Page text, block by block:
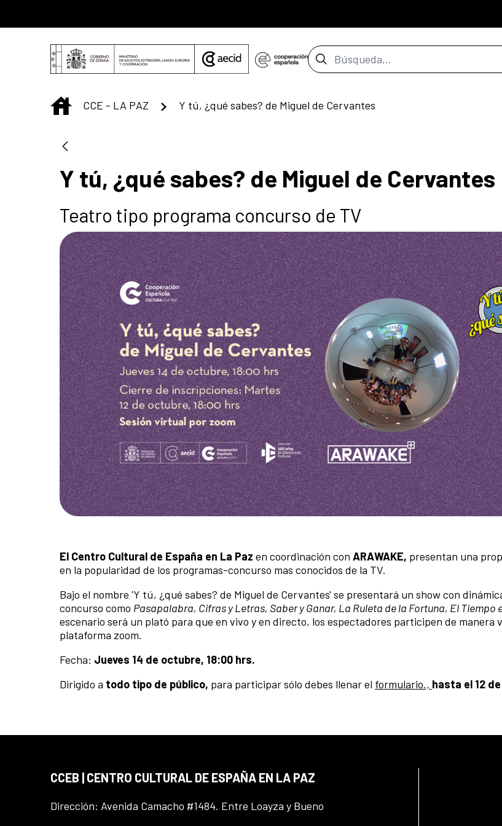
Barra de búsqueda
INICIO
CCE - LA PAZ Y tú, ¿qué sabes? de Miguel de Cervantes
Y tú, ¿qué sabes? de Miguel de Cervantes
Teatro tipo programa concurso de TV
El Centro Cultural de España en La Paz en coordinación con ARAWAKE, presentan una
en la popularidad de los programas-concurso mas conocidos de la TV.
Bajo el nombre 'Y tú, ¿qué sabes? de Miguel de Cervantes' se presentará un show con
concurso como Pasapalabra, Cifras y Letras, Saber y Ganar, La Ruleta de la Fortuna, El Tiempo
escenario será un plató para que en vivo y en directo, los espectadores participen de manera
plataforma zoom.
Fecha: Jueves 14 de octubre, 18:00 hrs.
Dirigido a todo tipo de público, para participar sólo debes llenar el formulario., hasta el 12
CCEB | CENTRO CULTURAL DE ESPAÑA EN LA PAZ
Dirección: Avenida Camacho #1484. Entre Loayza y Bueno